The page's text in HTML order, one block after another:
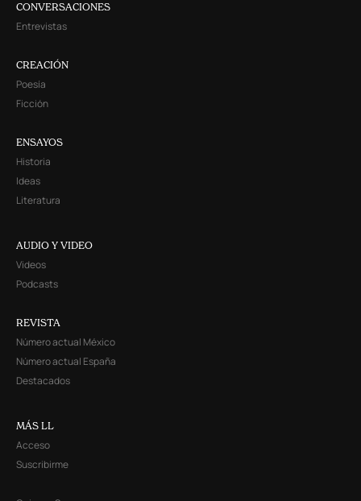
CONVERSACIONES
Entrevistas
CREACIÓN
Poesía
Ficción
ENSAYOS
Historia
Ideas
Literatura
AUDIO Y VIDEO
Videos
Podcasts
REVISTA
Número actual México
Número actual España
Destacados
MÁS LL
Acceso
Suscribirme